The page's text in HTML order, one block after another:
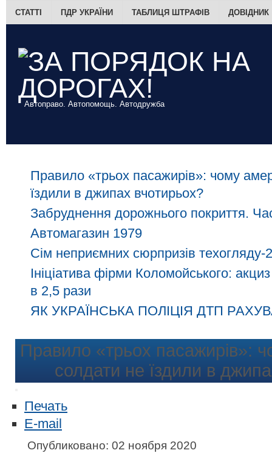
Автоправо. Автопомощь. Автодружба
СТАТТІ ПДР УКРАЇНИ ТАБЛИЦЯ ШТРАФІВ ДОВІДНИК
Правило «трьох пасажирів»: чому
їздили в джипах вчотирьох?
Забруднення дорожнього покриття.
Автомагазин 1979
Сім неприємних сюрпризів техогляду-
Ініціатива фірми Коломойського:
в 2,5 рази
ЯК УКРАЇНСЬКА ПОЛІЦІЯ ДТП
Правило «трьох пасажирів»:
солдати не їздили в
Печать
E-mail
Опубликовано: 02 ноября 2020